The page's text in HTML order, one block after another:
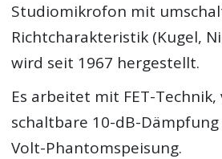
Studiomikrofon mit
Richtcharakteristik (Kugel,
wird seit 1967 hergestellt.
Es arbeitet mit FET-
schaltbare 10-dB-
Volt-Phantomspeisung.